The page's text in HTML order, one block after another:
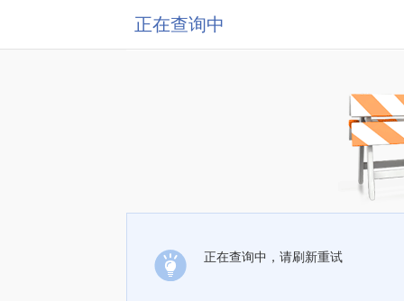
正在查询中
正在查询中，请刷新重试